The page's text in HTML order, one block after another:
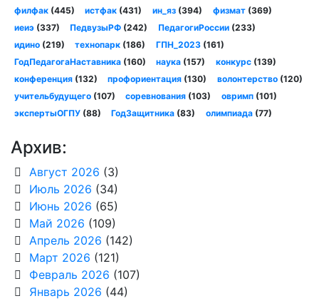
филфак(445) истфак (431) ин_яз(394) физмат(369)
иеиэ(337) ПедвузыРФ (242) ПедагогиРоссии(233)
идино(219) технопарк (186) ГПН_2023(161)
ГодПедагогаНаставника(160) наука (157) конкурс(139)
конференция(132) профориентация (130) волонтерство(120)
учительбудущего(107) соревнования (103) овримп(101)
экспертыОГПУ(88) ГодЗащитника (83) олимпиада(77)
Архив:
Август 2026 (3)
Июль 2026 (34)
Июнь 2026 (65)
Май 2026 (109)
Апрель 2026 (142)
Март 2026 (121)
Февраль 2026 (107)
Январь 2026 (44)